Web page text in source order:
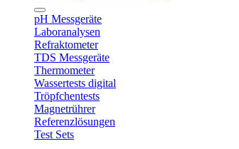
pH Messgeräte
Laboranalysen
Refraktometer
TDS Messgeräte
Thermometer
Wassertests digital
Tröpfchentests
Magnetrührer
Referenzlösungen
Test Sets